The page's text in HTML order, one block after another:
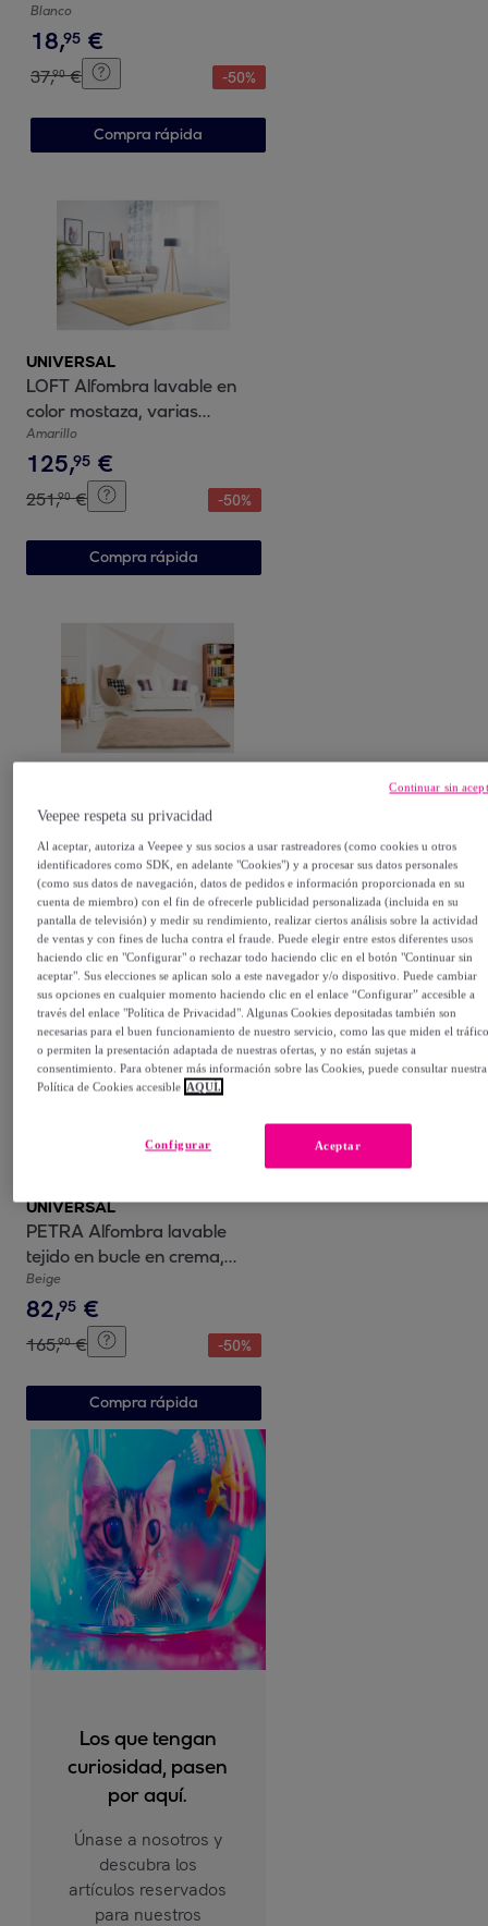
medidas disponibles
Blanco
18,95 €
37,90 € -50%
Compra rápida
UNIVERSAL
LOFT Alfombra lavable en
color mostaza, varias
medidas disponibles
Amarillo
125,95 €
251,90 € -50%
Compra rápida
ALPACA Alfombra shaggy
medidas disponibles
Beige
30,95 €
61,90 € -50%
Compra rápida
UNIVERSAL
PETRA Alfombra lavable
tejido en bucle en crema,
varias medidas disponibles.
Beige
82,95 €
165,90 € -50%
Compra rápida
Los que tengan
curiosidad, pasen
por aquí.
Únase a nosotros y
descubra los
artículos reservados
para nuestros
Veepee respeta su privacidad
Al aceptar, autoriza a Veepee y sus socios a usar rastreadores (como cookies u otros
identificadores como SDK, en adelante "Cookies") y a procesar sus datos personales
(como sus datos de navegación, datos de pedidos e información proporcionada en su
cuenta de miembro) con el fin de ofrecerle publicidad personalizada (incluida en su
pantalla de televisión) y medir su rendimiento, realizar ciertos análisis sobre la actividad
de ventas y con fines de lucha contra el fraude. Puede elegir entre estos diferentes usos
haciendo clic en "Configurar" o rechazar todo haciendo clic en el botón "Continuar sin
aceptar". Sus elecciones se aplican solo a este navegador y/o dispositivo. Puede cambiar
sus opciones en cualquier momento haciendo clic en el enlace “Configurar” accesible a
través del enlace "Política de Privacidad". Algunas Cookies depositadas también son
necesarias para el buen funcionamiento de nuestro servicio, como las que miden el
o permiten la presentación adaptada de nuestras ofertas, y no están sujetas a
consentimiento. Para obtener más información sobre las Cookies, puede consultar nuestra
Política de Cookies accesible AQUÍ.
Aceptar
Configurar
Continuar sin